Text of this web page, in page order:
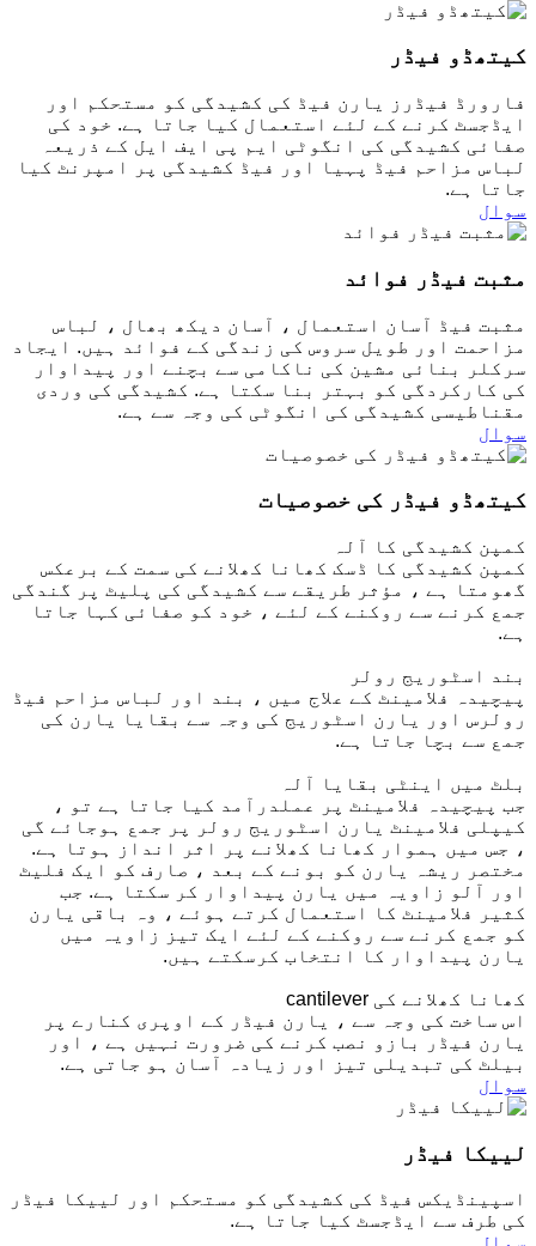
کیتھڈو فیڈر
فارورڈ فیڈرز یارن فیڈ کی کشیدگی کو مستحکم اور
ایڈجسٹ کرنے کے لئے استعمال کیا جاتا ہے. خود کی
صفائی کشیدگی کی انگوٹی ایم پی ایف ایل کے ذریعہ
لباس مزاحم فیڈ پہیا اور فیڈ کشیدگی پر امپرنٹ کیا
جاتا ہے.
سوال
مثبت فیڈر فوائد
مثبت فیڈ آسان استعمال ، آسان دیکھ بھال ، لباس
مزاحمت اور طویل سروس کی زندگی کے فوائد ہیں. ایجاد
سرکلر بنائی مشین کی ناکامی سے بچنے اور پیداوار
کی کارکردگی کو بہتر بنا سکتا ہے. کشیدگی کی وردی
مقناطیسی کشیدگی کی انگوٹی کی وجہ سے ہے.
سوال
کیتھڈو فیڈر کی خصوصیات
کمپن کشیدگی کا آلہ
کمپن کشیدگی کا ڈسک کھانا کھلانے کی سمت کے برعکس
گھومتا ہے ، مؤثر طریقے سے کشیدگی کی پلیٹ پر گندگی
جمع کرنے سے روکنے کے لئے ، خود کو صفائی کہا جاتا
ہے.
بند اسٹوریج رولر
پیچیدہ فلامینٹ کے علاج میں ، بند اور لباس مزاحم فیڈ
رولرس اور یارن اسٹوریج کی وجہ سے بقایا یارن کی
جمع سے بچا جاتا ہے.
بلٹ میں اینٹی بقایا آلہ
جب پیچیدہ فلامینٹ پر عملدرآمد کیا جاتا ہے تو ،
کیپلی فلامینٹ یارن اسٹوریج رولر پر جمع ہوجائے گی
، جس میں ہموار کھانا کھلانے پر اثر انداز ہوتا ہے.
مختصر ریشہ یارن کو بونے کے بعد ، صارف کو ایک فلیٹ
اور آلو زاویہ میں یارن پیداوار کر سکتا ہے. جب
کثیر فلامینٹ کا استعمال کرتے ہوئے ، وہ باقی یارن
کو جمع کرنے سے روکنے کے لئے ایک تیز زاویہ میں
یارن پیداوار کا انتخاب کرسکتے ہیں.
کھانا کھلانے کی cantilever
اس ساخت کی وجہ سے ، یارن فیڈر کے اوپری کنارے پر
یارن فیڈر بازو نصب کرنے کی ضرورت نہیں ہے ، اور
بیلٹ کی تبدیلی تیز اور زیادہ آسان ہو جاتی ہے.
سوال
لییکا فیڈر
اسپینڈیکس فیڈ کی کشیدگی کو مستحکم اور لییکا فیڈر
کی طرف سے ایڈجسٹ کیا جاتا ہے.